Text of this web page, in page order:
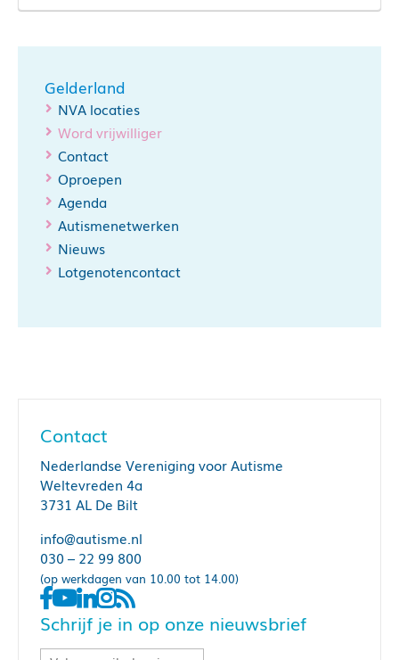
Gelderland
NVA locaties
Word vrijwilliger
Contact
Oproepen
Agenda
Autismenetwerken
Nieuws
Lotgenotencontact
Contact
Nederlandse Vereniging voor Autisme
Weltevreden 4a
3731 AL De Bilt
info@autisme.nl
030 – 22 99 800
(op werkdagen van 10.00 tot 14.00)
Schrijf je in op onze nieuwsbrief